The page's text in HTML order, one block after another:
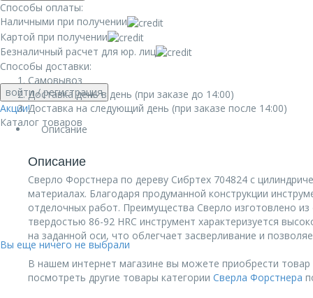
войти/ регистрация
Акции!
Каталог товаров
Вы еще ничего не выбрали
Способы оплаты:
Наличными при получении
Картой при получении
Безналичный расчет для юр. лиц
Способы доставки:
Самовывоз
Доставка день в день (при заказе до 14:00)
Доставка на следующий день (при заказе после 14:00)
Описание
Описание
Сверло Форстнера по дереву Сибртех 704824 с
материалах. Благодаря продуманной конструкции
отделочных работ. Преимущества Сверло изготовлено
твердостью 86-92 HRC инструмент характеризуется
на заданной оси, что облегчает засверливание и
В нашем интернет магазине вы можете приобрести
посмотреть другие товары категории Сверла Форстнера